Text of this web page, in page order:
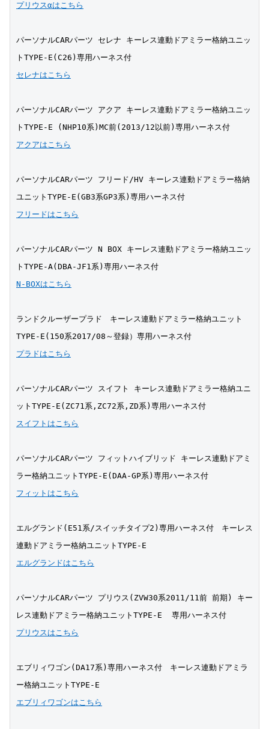
プリウスαはこちら
パーソナルCARパーツ セレナ キーレス連動ドアミラー格納ユニッ
トTYPE-E(C26)専用ハーネス付
セレナはこちら
パーソナルCARパーツ アクア キーレス連動ドアミラー格納ユニッ
トTYPE-E (NHP10系)MC前(2013/12以前)専用ハーネス付
アクアはこちら
パーソナルCARパーツ フリード/HV キーレス連動ドアミラー格納
ユニットTYPE-E(GB3系GP3系)専用ハーネス付
フリードはこちら
パーソナルCARパーツ N BOX キーレス連動ドアミラー格納ユニッ
トTYPE-A(DBA-JF1系)専用ハーネス付
N-BOXはこちら
ランドクルーザープラド　キーレス連動ドアミラー格納ユニット
TYPE-E(150系2017/08～登録）専用ハーネス付
プラドはこちら
パーソナルCARパーツ スイフト キーレス連動ドアミラー格納ユニ
ットTYPE-E(ZC71系,ZC72系,ZD系)専用ハーネス付
スイフトはこちら
パーソナルCARパーツ フィットハイブリッド キーレス連動ドアミ
ラー格納ユニットTYPE-E(DAA-GP系)専用ハーネス付
フィットはこちら
エルグランド(E51系/スイッチタイプ2)専用ハーネス付　キーレス
連動ドアミラー格納ユニットTYPE-E
エルグランドはこちら
パーソナルCARパーツ プリウス(ZVW30系2011/11前 前期) キー
レス連動ドアミラー格納ユニットTYPE-E  専用ハーネス付
プリウスはこちら
エブリィワゴン(DA17系)専用ハーネス付　キーレス連動ドアミラ
ー格納ユニットTYPE-E
エブリィワゴンはこちら